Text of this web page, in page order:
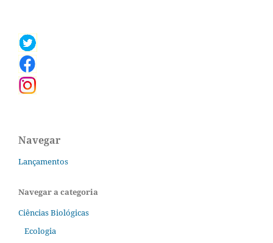
Navegar
Lançamentos
Navegar a categoria
Ciências Biológicas
Ecologia